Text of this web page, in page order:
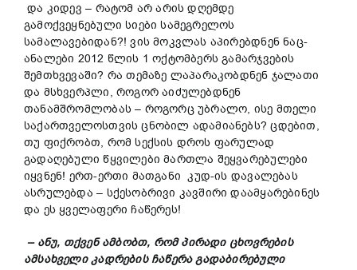
და კიდევ – რატომ არ არის დღემდე
გამოქვეყნებული სიები სამეგრელოს
სამალავებიდან?! ვის მოკვლას აპირებდნენ ნაც-
ანალები 2012 წლის 1 ოქტომბერს გამარჯვების
შემთხვევაში? რა თემაზე ლაპარაკობდნენ ჯალათი
და მსხვერპლი, როგორ აიძულებდნენ
თანამშრომლობას – როგორც უბრალო, ისე მთელი
საქართველოსთვის ცნობილ ადამიანებს? ცდებით,
თუ ფიქრობთ, რომ სექსის დროს ფარულად
გადაღებული წყვილები მართლა შეყვარებულები
იყვნენ! ერთ-ერთი მათგანი კუდ-ის დავალებას
ასრულებდა – სქესობრივი კავშირი დაამყარებინეს
და ეს ყველაფერი ჩაწერეს!
– ანუ, თქვენ ამბობთ, რომ პირადი ცხოვრების
ამსახველი კადრების ჩაწერა გადაბირებული